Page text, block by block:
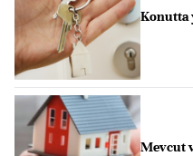
Konutta
Mevcut